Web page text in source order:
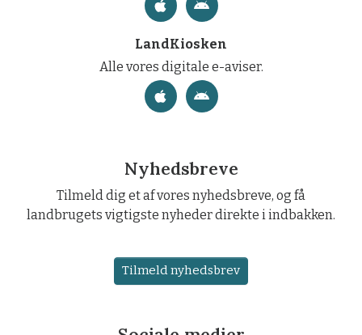
LandKiosken
Alle vores digitale e-aviser.
Nyhedsbreve
Tilmeld dig et af vores nyhedsbreve, og få
landbrugets vigtigste nyheder direkte i indbakken.
Tilmeld nyhedsbrev